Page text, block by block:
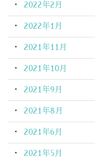
2022年2月
2022年1月
2021年11月
2021年10月
2021年9月
2021年8月
2021年6月
2021年5月